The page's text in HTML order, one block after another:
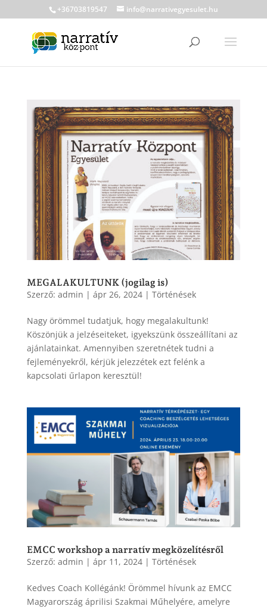
+36703819547 info@narrativegyesulet.hu
MEGALAKULTUNK (jogilag is)
Szerző: admin | ápr 26, 2024| Történések
Nagy örömmel tudatjuk, hogy megalakultunk!
Köszönjük a jelzéseiteket, igyekszünk összeállítani az
ajánlatainkat. Amennyiben szeretnétek tudni a
fejleményekről, kérjük jelezzétek ezt felénk a
kapcsolati űrlapon keresztül!
EMCC workshop a narratív megközelítésről
Szerző: admin | ápr 11, 2024| Történések
Kedves Coach Kollégánk! Örömmel hívunk az EMCC
Magyarország áprilisi Szakmai Műhelyére, amelyre